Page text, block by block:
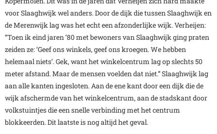
voor Slaaghwijk wel anders. Door de dijk die tussen Slaaghwijk en
de Merenwijk lag was het echt een afzonderlijke wijk. Verheijen:
“Toen ik eind jaren ’80 met bewoners van Slaaghwijk ging praten
zeiden ze: ‘Geef ons winkels, geef ons kroegen. We hebben
helemaal niets’. Gek, want het winkelcentrum lag op slechts 50
meter afstand. Maar de mensen voelden dat niet.” Slaaghwijk lag
aan alle kanten ingesloten. Aan de ene kant door een dijk die de
wijk afschermde van het winkelcentrum, aan de stadskant door
volkstuintjes die een snelle verbinding met het centrum
blokkeerden. Dit laatste is nog altijd het geval.